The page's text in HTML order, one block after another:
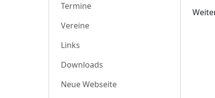
Termine
Vereine
Links
Downloads
Neue Webseite